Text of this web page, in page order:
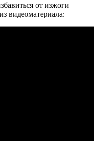
от изжоги
видеоматериала: